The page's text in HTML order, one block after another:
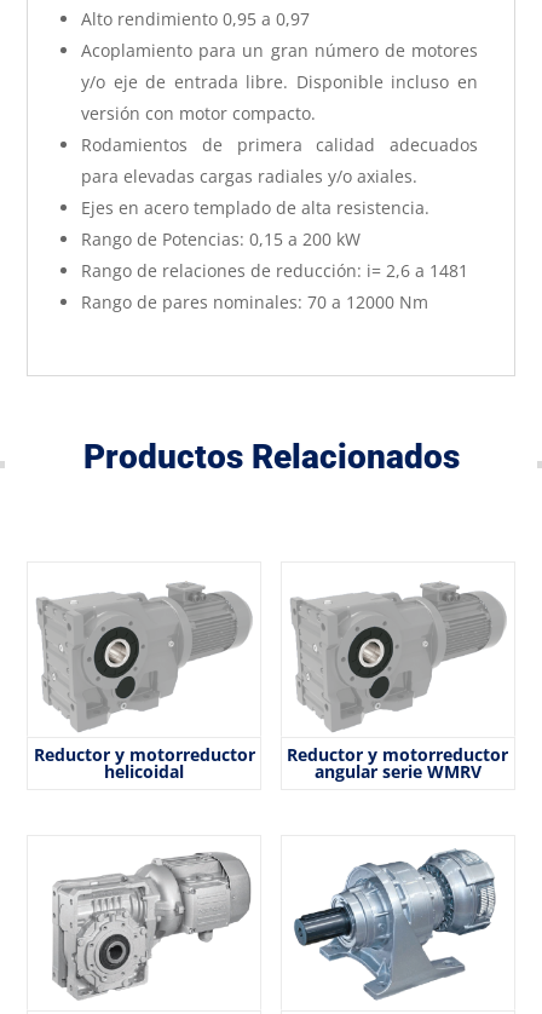
Alto rendimiento 0,95 a 0,97
Acoplamiento para un gran número de motores
y/o eje de entrada libre. Disponible incluso en
versión con motor compacto.
Rodamientos de primera calidad adecuados
para elevadas cargas radiales y/o axiales.
Ejes en acero templado de alta resistencia.
Rango de Potencias: 0,15 a 200 kW
Rango de relaciones de reducción: i= 2,6 a 1481
Rango de pares nominales: 70 a 12000 Nm
Productos Relacionados
Reductor y motorreductor
helicoidal
Reductor y motorreductor
angular serie WMRV